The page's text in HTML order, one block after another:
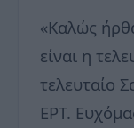
«Καλώς
είναι η
τελευταίο
ΕΡΤ.